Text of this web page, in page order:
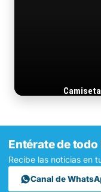
Entérate de
Recibe las noticias en
Canal de